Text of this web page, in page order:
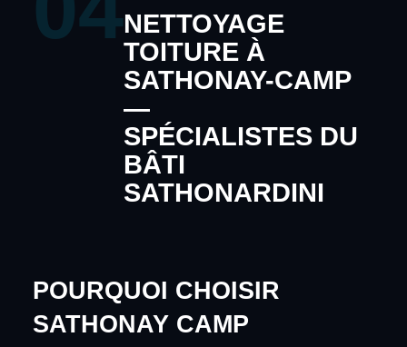
NETTOYAGE
TOITURE À
SATHONAY-CAMP
—
SPÉCIALISTES DU
BÂTI
SATHONARDINI
POURQUOI CHOISIR
SATHONAY CAMP